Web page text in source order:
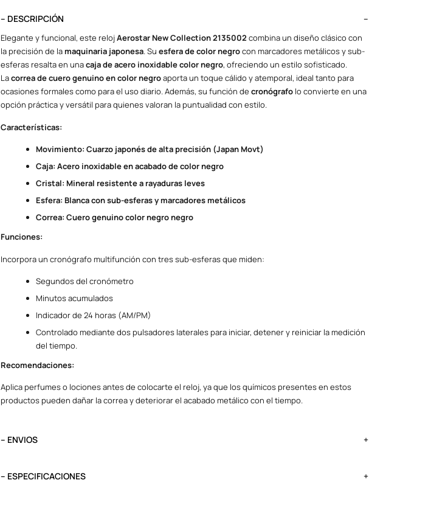
– DESCRIPCIÓN
Elegante y funcional, este relojAerostar New Collection 2135002 combina un diseño clásico con
la precisión de la maquinaria japonesa. Su esfera de color negrocon marcadores metálicos y sub-
esferas resalta en unacaja de acero inoxidable color negro, ofreciendo un estilo sofisticado.
Lacorrea de cuero genuino en color negroaporta un toque cálido y atemporal, ideal tanto para
ocasiones formales como para el uso diario. Además, su función de cronógrafolo convierte en una
opción práctica y versátil para quienes valoran la puntualidad con estilo.
Características:
Movimiento: Cuarzo japonés de alta precisión (Japan Movt)
Caja: Acero inoxidable en acabado de color negro
Cristal: Mineral resistente a rayaduras leves
Esfera: Blanca con sub-esferas y marcadores metálicos
Correa: Cuero genuino color negro negro
Funciones:
Incorpora un cronógrafo multifunción con tres sub-esferas que miden:
Segundos del cronómetro
Minutos acumulados
Indicador de 24 horas (AM/PM)
Controlado mediante dos pulsadores laterales para iniciar, detener y reiniciar la medición
del tiempo.
Recomendaciones:
Aplica perfumes o lociones antes de colocarte el reloj, ya que los químicos presentes en estos
productos pueden dañar la correa y deteriorar el acabado metálico con el tiempo.
– ENVIOS
destino.
– ESPECIFICACIONES